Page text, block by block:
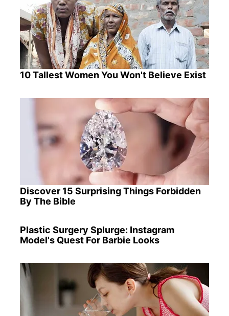
10 Tallest Women You Won't Believe Exist
Discover 15 Surprising Things Forbidden
By The Bible
Plastic Surgery Splurge: Instagram
Model's Quest For Barbie Looks